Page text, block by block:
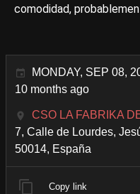
comodidad,
MONDAY, SEP 08,
10 months ago
CSO LA FABRIKA
7, Calle de Lourdes,
50014, España
Copy link